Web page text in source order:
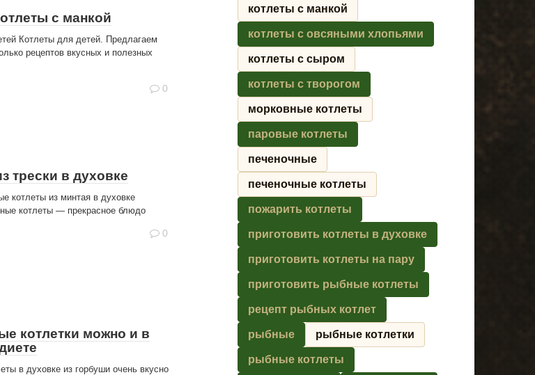
с манкой
Котлеты для детей. Предлагаем
рецептов вкусных и полезных
0
трески в духовке
котлеты из минтая в духовке
котлеты — прекрасное блюдо
0
котлетки можно и в
в духовке из горбуши очень вкусно
котлеты с манкой
котлеты с овсяными хлопьями
котлеты с сыром
котлеты с творогом
морковные котлеты
паровые котлеты
печеночные
печеночные котлеты
пожарить котлеты
приготовить котлеты в духовке
приготовить котлеты на пару
приготовить рыбные котлеты
рецепт рыбных котлет
рыбные рыбные котлетки
рыбные котлеты